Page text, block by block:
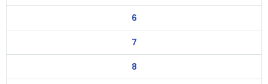
6
7
8